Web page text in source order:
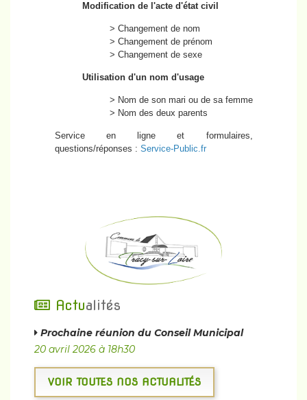
Modification de l'acte d'état civil
> Changement de nom
> Changement de prénom
> Changement de sexe
Utilisation d'un nom d'usage
> Nom de son mari ou de sa femme
> Nom des deux parents
Service en ligne et formulaires,
questions/réponses : Service-Public.fr
Actualités
Prochaine réunion du Conseil Municipal
20 avril 2026 à 18h30
VOIR TOUTES NOS ACTUALITÉS